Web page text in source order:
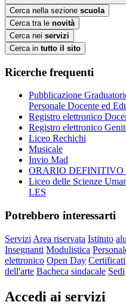
Cerca nella sezione scuola
Cerca tra le novità
Cerca nei servizi
Cerca in tutto il sito
Ricerche frequenti
Pubblicazione
Personale Docente ed
Registro elettronico
Registro elettronico
Liceo Rechichi
Musicale
Invio Mad
ORARIO DEFINITIVO
Liceo delle Scienze
LES
Potrebbero interessarti
Servizi Area riservata Istituto
Insegnanti Modulistica
elettronico Open Day Certificati
dell'arte Bacheca sindacale Sedi
Accedi ai servizi